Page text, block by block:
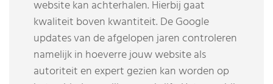
website kan achterhalen. Hierbij gaat
kwaliteit boven kwantiteit. De Google
updates van de afgelopen jaren controleren
namelijk in hoeverre jouw website als
autoriteit en expert gezien kan worden op